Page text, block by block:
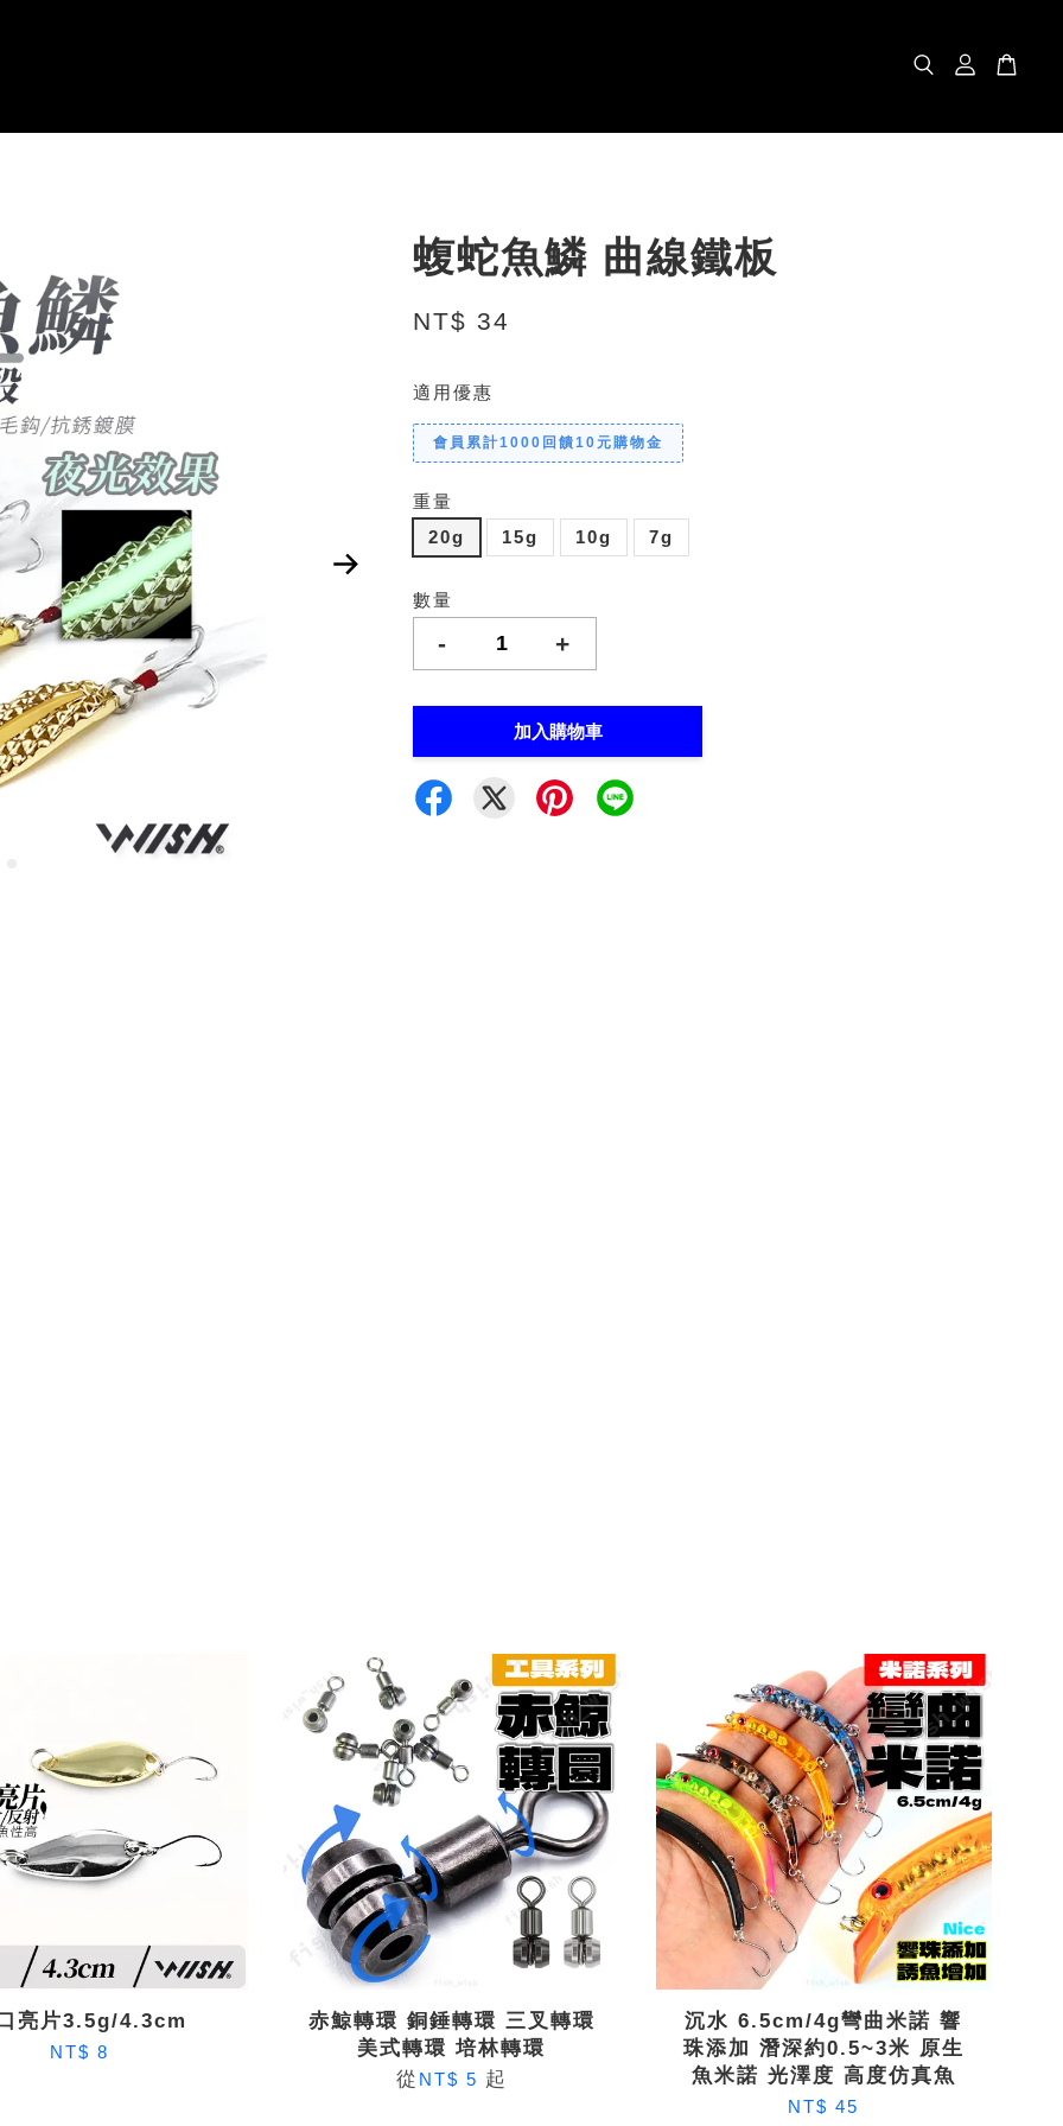
蝮蛇魚鱗 曲線鐵板
NT$ 34
適用優惠
會員累計1000回饋10元購物金
重量
20g
15g 10g 7g
數量
- +
加入購物車
亮片3.5g/4.3cm
NT$ 8
赤鯨轉環 銅錘轉環 三叉轉環
美式轉環 培林轉環
從 NT$ 5 起
沉水 6.5cm/4g彎曲米諾 響
珠添加 潛深約0.5~3米 原生
魚米諾 光澤度 高度仿真魚
NT$ 45